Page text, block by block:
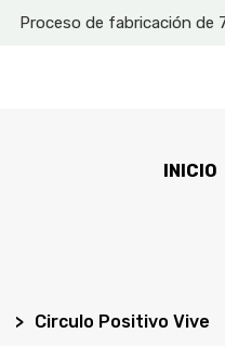
Proceso de fabricación de
INICIO
Circulo Positivo Vive